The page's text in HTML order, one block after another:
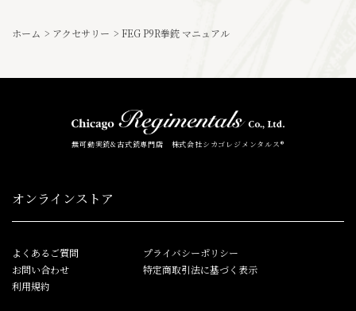
ホーム > アクセサリー > FEG P9R拳銃 マニュアル
無可動実銃&古式銃専門店 株式会社シカゴレジメンタルス®
オンラインストア
よくあるご質問
お問い合わせ
利用規約
プライバシーポリシー
特定商取引法に基づく表示